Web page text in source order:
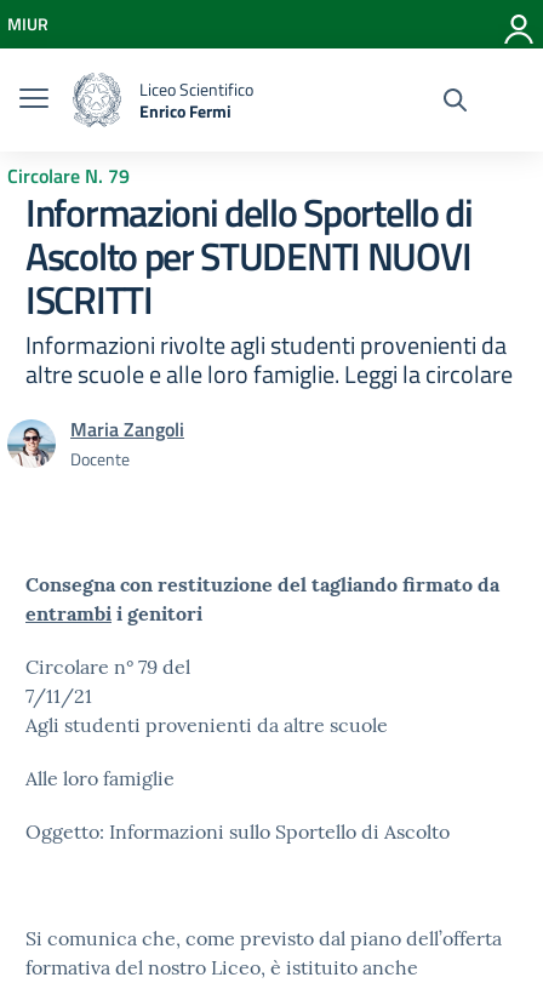
Vai al menu di navigazione
Vai al footer
MIUR
Liceo Scientifico
Enrico Fermi
Circolare N. 79
Informazioni dello Sportello di
Ascolto per STUDENTI NUOVI
ISCRITTI
Informazioni rivolte agli studenti provenienti da
altre scuole e alle loro famiglie. Leggi la circolare
Maria Zangoli
Docente
Consegna con restituzione del tagliando firmato da
entrambi i genitori
Circolare n° 79 del
7/11/
Agli studenti provenienti da altre scuole
Alle loro famiglie
Oggetto: Informazioni sullo Sportello di Ascolto
Si comunica che, come previsto dal piano dell’offerta
formativa del nostro Liceo, è istituito anche